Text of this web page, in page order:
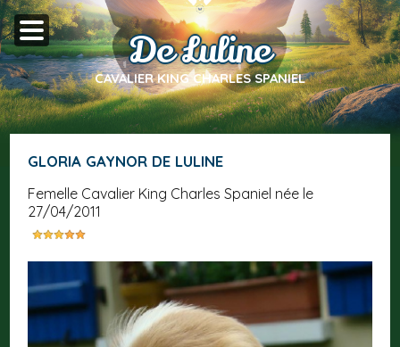
De Luline
CAVALIER KING CHARLES SPANIEL
GLORIA GAYNOR DE LULINE
femelle Cavalier King Charles Spaniel née le
27/04/2011